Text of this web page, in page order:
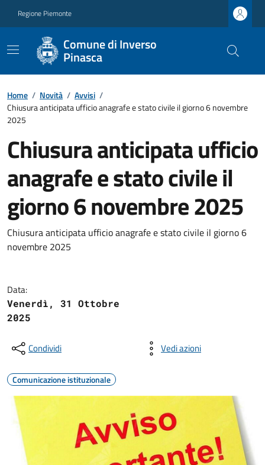
Regione Piemonte
Comune di Inverso
Pinasca
Home / Novità / Avvisi /
Chiusura anticipata ufficio anagrafe e stato civile il giorno 6 novembre
2025
Chiusura anticipata ufficio
anagrafe e stato civile il
giorno 6 novembre 2025
Chiusura anticipata ufficio anagrafe e stato civile il giorno 6
novembre 2025
Data:
Venerdì, 31 Ottobre
2025
Condividi Vedi azioni
Comunicazione istituzionale